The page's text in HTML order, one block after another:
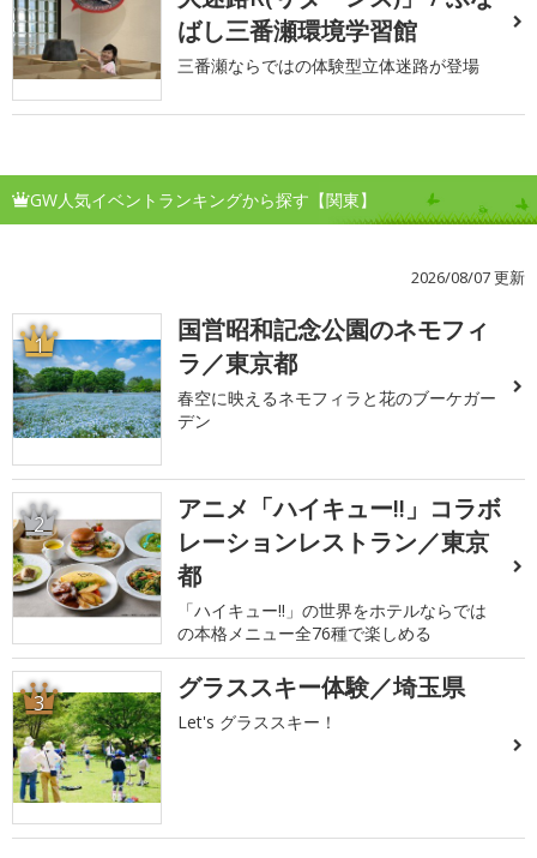
ばし三番瀬環境学習館
三番瀬ならではの体験型立体迷路が登場
GW人気イベントランキングから探す【関東】
2026/08/07 更新
1
国営昭和記念公園のネモフィ
ラ／東京都
春空に映えるネモフィラと花のブーケガー
デン
2
アニメ「ハイキュー!!」コラボ
レーションレストラン／東京
都
「ハイキュー!!」の世界をホテルならでは
の本格メニュー全76種で楽しめる
3 グラススキー体験／埼玉県
Let's グラススキー！